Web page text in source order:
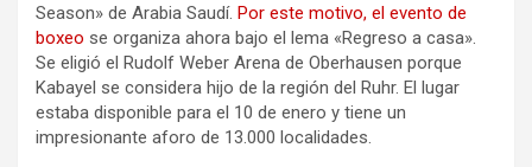
Season» de Arabia Saudí. Por este motivo, el evento de
boxeo se organiza ahora bajo el lema «Regreso a casa».
Se eligió el Rudolf Weber Arena de Oberhausen porque
Kabayel se considera hijo de la región del Ruhr. El lugar
estaba disponible para el 10 de enero y tiene un
impresionante aforo de 13.000 localidades.